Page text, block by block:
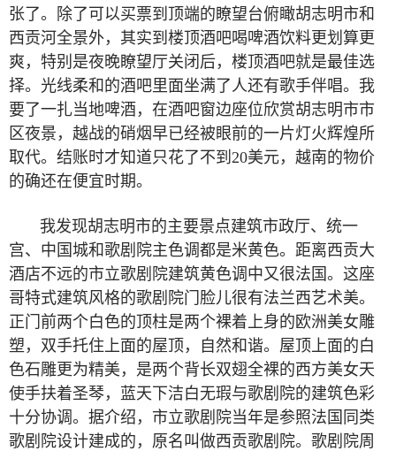
张了。除了可以买票到顶端的瞭望台俯瞰胡志明市和
西贡河全景外，其实到楼顶酒吧喝啤酒饮料更划算更
爽，特别是夜晚瞭望厅关闭后，楼顶酒吧就是最佳选
择。光线柔和的酒吧里面坐满了人还有歌手伴唱。我
要了一扎当地啤酒，在酒吧窗边座位欣赏胡志明市市
区夜景，越战的硝烟早已经被眼前的一片灯火辉煌所
取代。结账时才知道只花了不到 20美元，越南的物价
的确还在便宜时期。
我发现胡志明市的主要景点建筑市政厅、统一
宫、中国城和歌剧院主色调都是米黄色。距离西贡大
酒店不远的市立歌剧院建筑黄色调中又很法国。这座
哥特式建筑风格的歌剧院门脸儿很有法兰西艺术美。
正门前两个白色的顶柱是两个裸着上身的欧洲美女雕
塑，双手托住上面的屋顶，自然和谐。屋顶上面的白
色石雕更为精美，是两个背长双翅全裸的西方美女天
使手扶着圣琴，蓝天下洁白无瑕与歌剧院的建筑色彩
十分协调。据介绍，市立歌剧院当年是参照法国同类
歌剧院设计建成的，原名叫做西贡歌剧院。歌剧院周